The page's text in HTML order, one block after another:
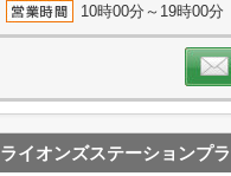
10時00分～19時00
ライオンズステーションプ